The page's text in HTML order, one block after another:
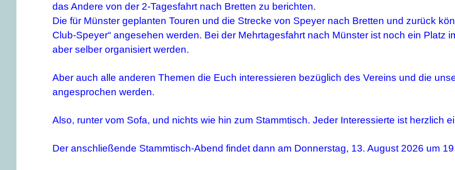
das Andere von der 2-Tagesfahrt nach Bretten zu berichten.
Die für Münster geplanten Touren und die Strecke von Speyer nach Bretten und zurück
Club-Speyer“ angesehen werden. Bei der Mehrtagesfahrt nach Münster ist noch ein Platz
aber selber organisiert werden.
Aber auch alle anderen Themen die Euch interessieren bezüglich des Vereins und die
angesprochen werden.
Also, runter vom Sofa, und nichts wie hin zum Stammtisch. Jeder Interessierte ist herzlich
Der anschließende Stammtisch-Abend findet dann am Donnerstag, 13. August 2026 um